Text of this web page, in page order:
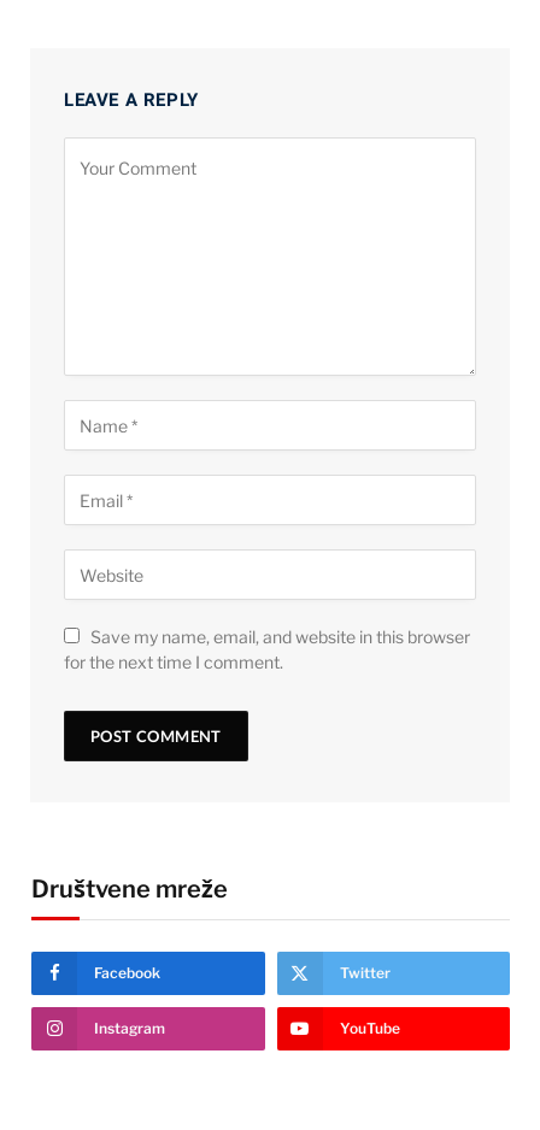
LEAVE A REPLY
Save my name, email, and website in this browser
for the next time I comment.
Društvene mreže
Facebook Twitter
Instagram YouTube